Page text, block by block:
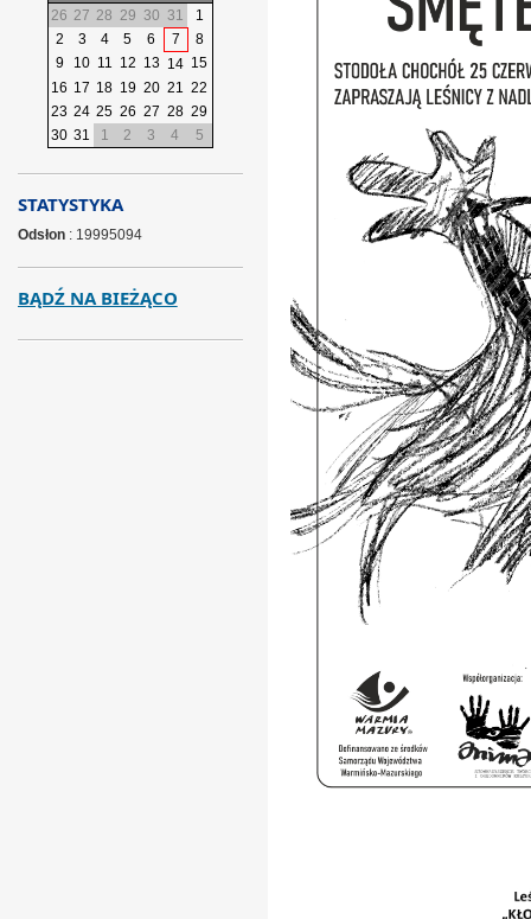
26 27 28 29 30 31
1
2
3 4 5 6 7
8
9
10 11 12 13 14 15
16 17 18 19 20 21 22
23 24 25 26 27 28 29
30 31 1 2 3 4 5
STATYSTYKA
Odsłon: 19995094
BĄDŹ NA BIEŻĄCO